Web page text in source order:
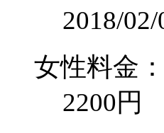
2018/
女性料金：
2200円